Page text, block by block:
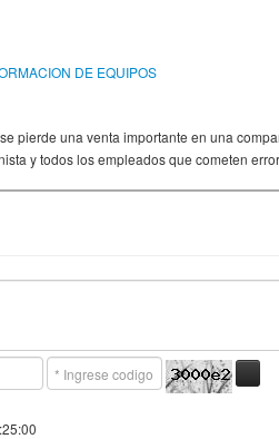
DE EQUIPOS
pierde una venta importante en una
y todos los empleados que cometen